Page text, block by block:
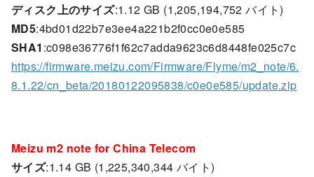
ディスク上のサイズ:1.12 GB (1,205,194,752 バイト)
MD5:4bd01d22b7e3ee4a221b2f0cc0e0e585
SHA1 :c098e36776f1f62c7adda9623c6d8448fe025c7c
https://firmware.meizu.com/Firmware/Flyme/m2_note/6.
8.1.22/cn_beta/20180122095838/c0e0e585/update.zip
Meizu m2 note for China Telecom
サイズ:1.14 GB (1,225,340,344 バイト)